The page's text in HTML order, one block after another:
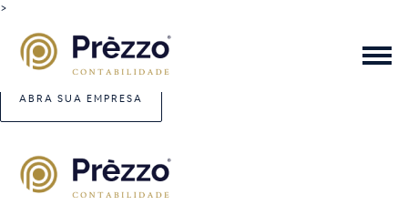
>
ABRA SUA EMPRESA